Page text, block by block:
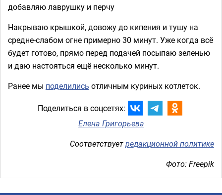
добавляю лаврушку и перчу
Накрываю крышкой, довожу до кипения и тушу на
средне-слабом огне примерно 30 минут. Уже когда всё
будет готово, прямо перед подачей посыпаю зеленью
и даю настояться ещё несколько минут.
Ранее мы поделились отличным куриных котлеток.
Поделиться в соцсетях:
Елена Григорьева
Соответствуетредакционной политике
Фото: Freepik